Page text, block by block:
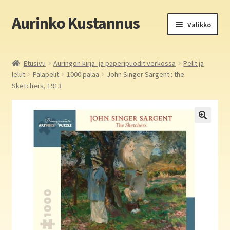
Siirry
navigointiin
Siirry
sisältöön
Aurinko Kustannus Valikko
Yritys
Yhteystiedot
Aurinko Kustannus: kirjat
Auringon kirja- ja paperipuodit verkossa
Etusivu Auringon kirja- ja paperipuodit verkossa
Pelit ja
lelut
Palapelit 1000 palaa
John Singer Sargent : the
Sketchers, 1913